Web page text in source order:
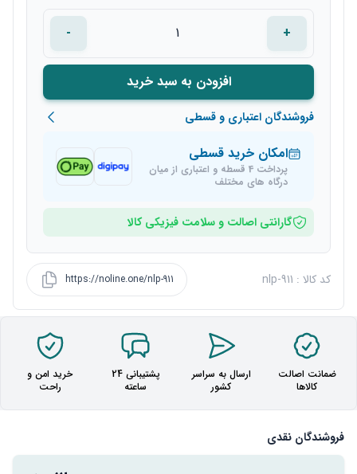
+
-
افزودن به سبد خرید
فروشندگان اعتباری و قسطی
امکان خرید قسطی
پرداخت 4 قسطه و اعتباری از میان
درگاه های مختلف
گارانتی اصالت و سلامت فیزیکی کالا
کد کالا : nlp-911 https://noline.one/nlp-911
ضمانت اصالت
کالاها
ارسال به سراسر
کشور
پشتیبانی 24
ساعته
خرید امن و
راحت
فروشندگان نقدی